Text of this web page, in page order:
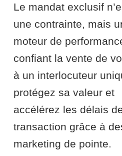
Le mandat exclusif
une contrainte, mais
moteur de
confiant la vente de
à un interlocuteur
protégez sa valeur et
accélérez les délais
transaction grâce à
marketing de pointe.